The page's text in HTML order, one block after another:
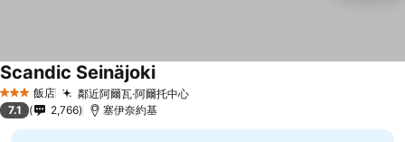
3 星級 飯店 鄰近阿爾瓦·阿爾托中心
Scandic Seinäjoki
7.1 2,766 塞伊奈約基